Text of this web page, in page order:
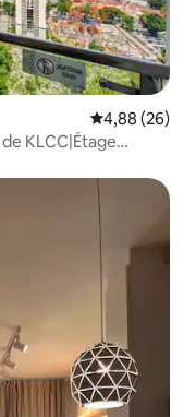
Évaluation
4,88 (26)
de KLCC|Étage